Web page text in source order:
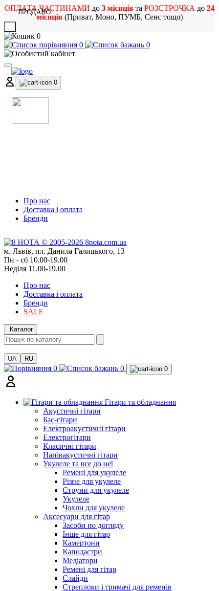
ОПЛАТА ЧАСТИНАМИ до 3 місяців та РОЗСТРОЧКА до 24
місяців(Приват, Моно, ПУМБ, Сенс тощо)
0
0
0
0
Про нас
Доставка і оплата
Бренди
м. Львів, пл. Данила Галицького, 13
Пн - сб 10.00-19.00
Неділя 11.00-19.00
Про нас
Доставка і оплата
Бренди
SALE
Каталог
UA RU
0 0 0
Гітари та обладнання
Акустичні гітари
Бас-гітари
Електроакустичні гітари
Електрогітари
Класичні гітари
Напівакустичні гітари
Укулеле та все до неї
Ремені для укулеле
Різне для укулеле
Струни для укулеле
Укулеле
Чохли для укулеле
Аксесуари для гітар
Засоби по догляду
Інше для гітар
Камертони
Каподастри
Медіатори
Ремені для гітар
Слайди
Стреплоки і тримачі для ременів
ПРОДАНО